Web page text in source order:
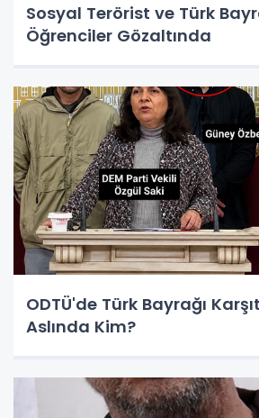
Sosyal Terörist ve Türk
Öğrenciler Gözaltında
ODTÜ'de Türk Bayrağı
Aslında Kim?